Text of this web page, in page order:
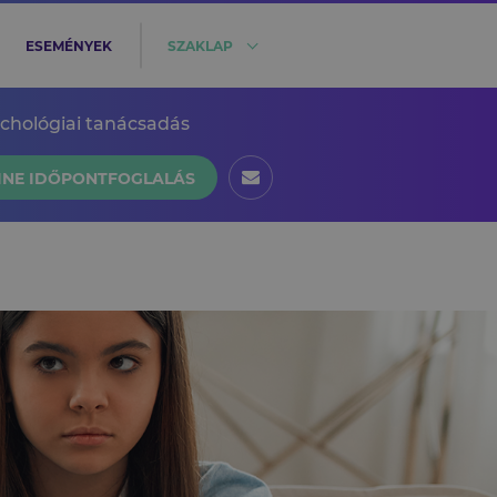
ESEMÉNYEK SZAKLAP
tanácsadás
IDŐPONTFOGLALÁS